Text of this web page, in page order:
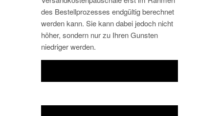
des Bestellprozesses endgültig berechnet
werden kann. Sie kann dabei jedoch nicht
höher, sondern nur zu Ihren Gunsten
niedriger werden.